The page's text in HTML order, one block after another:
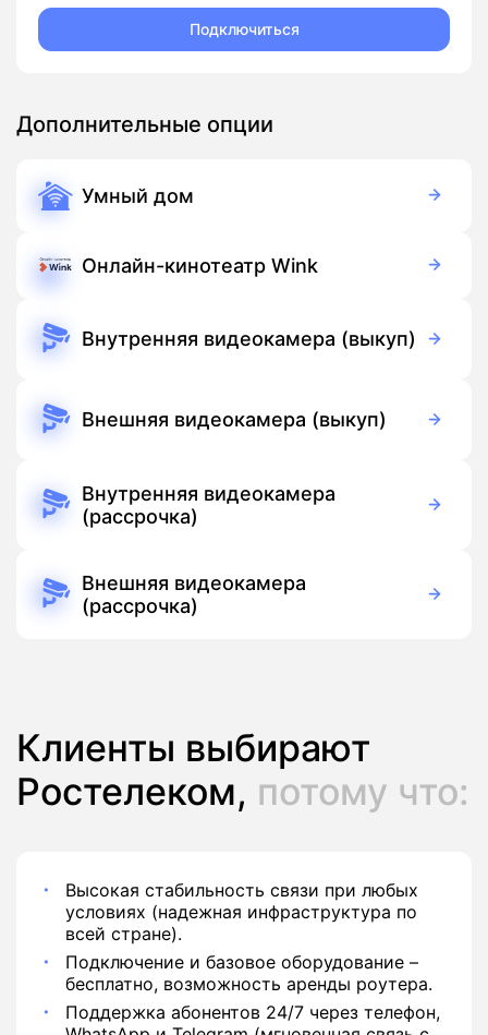
Подключиться
Дополнительные опции
Умный дом
Подписка 900 руб./мес
Онлайн-кинотеатр Wink
Подписка
Внутренняя видеокамера (выкуп)
Подписка
Внешняя видеокамера (выкуп)
ПодпискаВнутренняя видеокамера
(рассрочка)
ПодпискаВнешняя видеокамера
(рассрочка)
Клиенты выбирают
Ростелеком, потому что:
Высокая стабильность связи при любых
условиях (надежная инфраструктура по
всей стране).
Подключение и базовое оборудование –
бесплатно, возможность аренды роутера.
Поддержка абонентов 24/7 через телефон,